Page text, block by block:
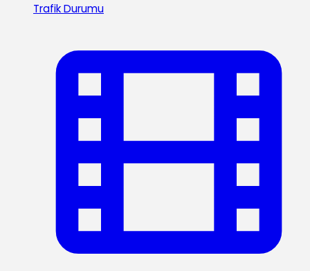
Trafik Durumu